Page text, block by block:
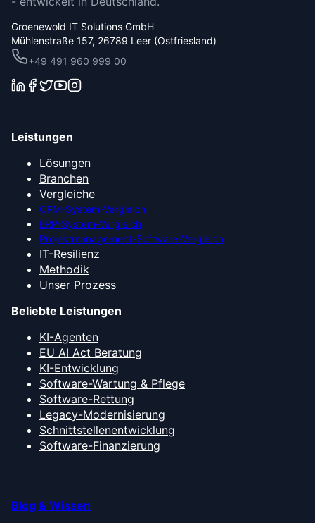
Groenewold IT Solutions GmbH
Mühlenstraße 157, 26789 Leer (Ostfriesland)
+49 491 960 999 00
Leistungen
Lösungen
Branchen
Vergleiche
CRM-System-Vergleich
ERP-System-Vergleich
Projektmanagement-Software-Vergleich
IT-Resilienz
Methodik
Unser Prozess
Beliebte Leistungen
KI-Agenten
EU AI Act Beratung
KI-Entwicklung
Software-Wartung & Pflege
Software-Rettung
Legacy-Modernisierung
Schnittstellenentwicklung
Software-Finanzierung
Blog & Wissen